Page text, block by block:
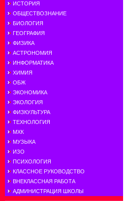
ИСТОРИЯ
ОБЩЕСТВОЗНАНИЕ
БИОЛОГИЯ
ГЕОГРАФИЯ
ФИЗИКА
АСТРОНОМИЯ
ИНФОРМАТИКА
ХИМИЯ
ОБЖ
ЭКОНОМИКА
ЭКОЛОГИЯ
ФИЗКУЛЬТУРА
ТЕХНОЛОГИЯ
МХК
МУЗЫКА
ИЗО
ПСИХОЛОГИЯ
КЛАССНОЕ РУКОВОДСТВО
ВНЕКЛАССНАЯ РАБОТА
АДМИНИСТРАЦИЯ ШКОЛЫ